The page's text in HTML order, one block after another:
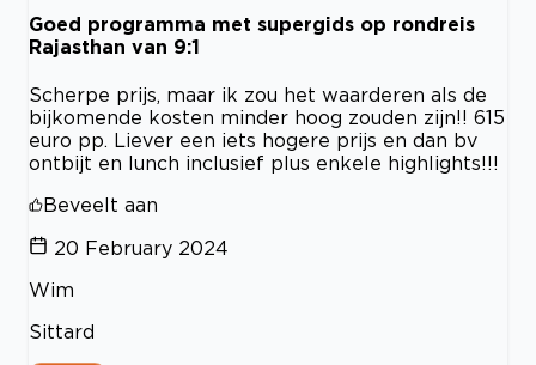
Goed programma met supergids op rondreis
Rajasthan van 9:1
Scherpe prijs, maar ik zou het waarderen als de
bijkomende kosten minder hoog zouden zijn!! 615
euro pp. Liever een iets hogere prijs en dan bv
ontbijt en lunch inclusief plus enkele highlights!!!
Beveelt aan
20 February 2024
Wim
Sittard